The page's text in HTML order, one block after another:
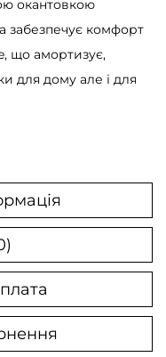
окантовкою
забезпечує комфорт
що амортизує,
для дому але і для